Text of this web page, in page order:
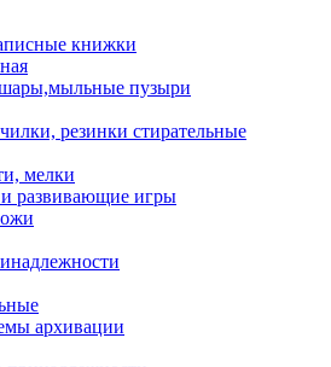
книжки
пузыри
резинки стирательные
мелки
развивающие игры
архивации